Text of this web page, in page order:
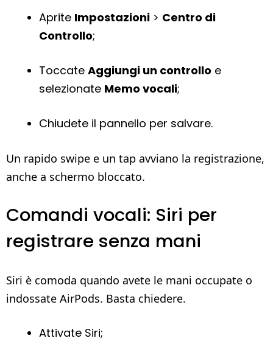
Aprite Impostazioni > Centro di
Controllo;
Toccate Aggiungi un controllo e
selezionate Memo vocali;
Chiudete il pannello per salvare.
Un rapido swipe e un tap avviano la registrazione,
anche a schermo bloccato.
Comandi vocali: Siri per
registrare senza mani
Siri è comoda quando avete le mani occupate o
indossate AirPods. Basta chiedere.
Attivate Siri;